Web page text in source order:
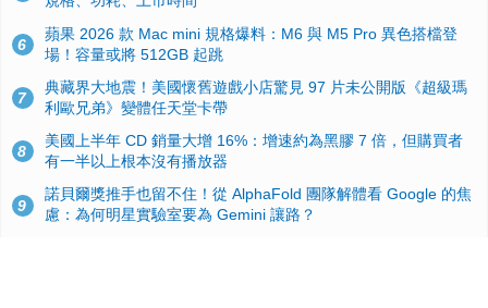
6
蘋果 2026 款 Mac mini 規格爆料：M6 與 M5 Pro 異色搭檔登
場！容量或將 512GB 起跳
7
典藏界大地震！美國懷舊遊戲小店驚見 97 片未公開版《超級瑪
利歐兄弟》變體任天堂卡帶
8
美國上半年 CD 銷量大增 16%：增速約為黑膠 7 倍，但購買者
有一半以上根本沒有播放器
9
諾貝爾獎推手也留不住！從 AlphaFold 團隊解體看 Google 的焦
慮：為何明星實驗室要為 Gemini 讓路？